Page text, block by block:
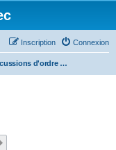
Connexion
Inscription
Discussions d'ordre général